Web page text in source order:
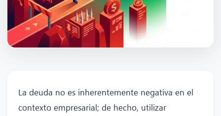
La deuda no es inherentemente negativa en el
contexto empresarial; de hecho, utilizar